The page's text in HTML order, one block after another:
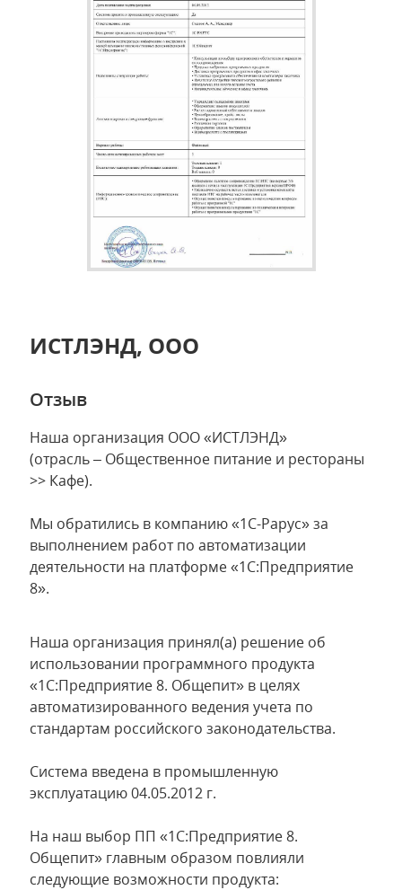
ИСТЛЭНД, ООО
Отзыв
Наша организация ООО «ИСТЛЭНД»
(отрасль – Общественное питание и рестораны
>> Кафе).
Мы обратились в компанию «1С-Рарус» за
выполнением работ по автоматизации
деятельности на платформе «1С:Предприятие
8».
Наша организация принял(а) решение об
использовании программного продукта
«1С:Предприятие 8. Общепит» в целях
автоматизированного ведения учета по
стандартам российского законодательства.
Система введена в промышленную
эксплуатацию 04.05.2012 г.
На наш выбор ПП «1С:Предприятие 8.
Общепит» главным образом повлияли
следующие возможности продукта: